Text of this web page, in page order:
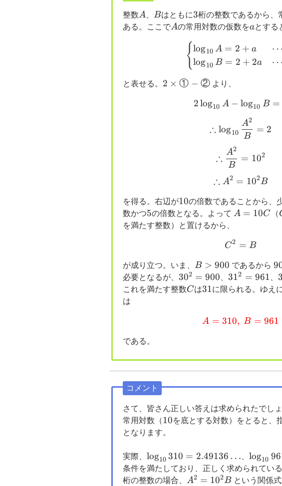
整数A
A B
Bはともに3
3桁の整数であるから、
ある。ここでA
Aの常用対数の仮数をa
aとする
{log10 A = 2 + a
log10 B = 2 + 2a
⋯
⋯
と表せる。 2
2 × ① − ②より、
2log10 A − log10 B =
∴ log10 B
A2
= 2
∴ B
A2
= 102
∴ A2 = 102B
を得る。右辺が10
10の倍数であることから、
数かつ5
5の倍数となる。よって A=10C
A = 10C （
を満たす整数）と置けるから、
C^2=B
C2 = B
が成り立つ。いま、 B>900
B > 900 であるから
必要となるが、 30^2=900
302 = 900、31^2=961
312 = 961 、3
これを満たす整数C
Cは31
31に限られる。ゆえ
は
A = 310, B = 961
である。
コメント
さて、皆さん正しい答えは求められたでし
常用対数（10
10を底とする対数）をとると、
となります。
実際、 \log_{10}310=2.49136
\ldots
log10 310 = 2.49136 …、
\ldots
log10
条件を満たしており、正しく求められてい
桁の整数の場合、 A^2=10^2
A2 = 102B という関係